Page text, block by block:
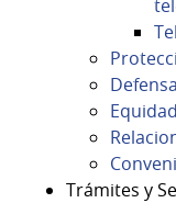
Trámites y